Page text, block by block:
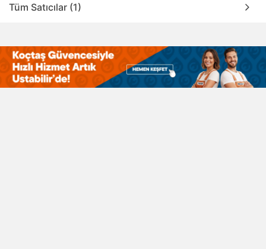
Tüm Satıcılar (1)